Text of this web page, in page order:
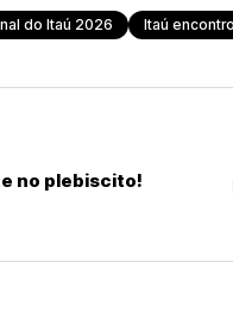
do Itaú 2026 Itaú
no plebiscito!